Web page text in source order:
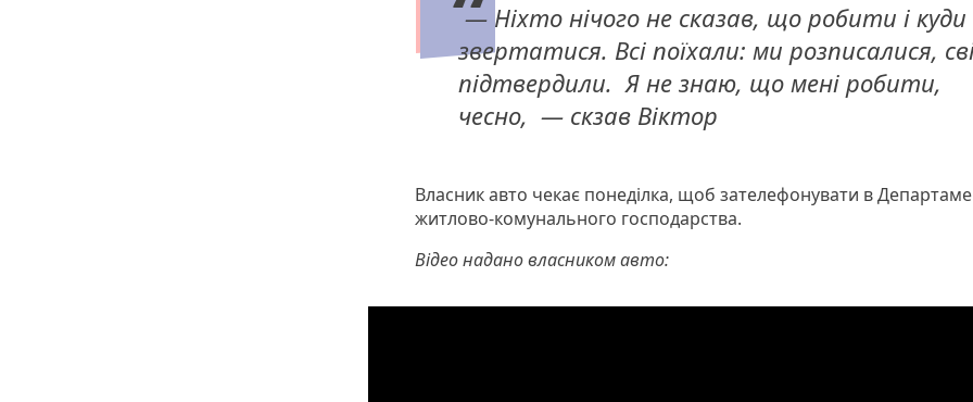
— Ніхто нічого не сказав, що робити і куди
звертатися. Всі поїхали: ми розписалися,
підтвердили. Я не знаю, що мені робити,
чесно, — скзав Віктор
Власник авто чекає понеділка, щоб зателефонувати в
житлово-комунального господарства.
Відео надано власником авто: